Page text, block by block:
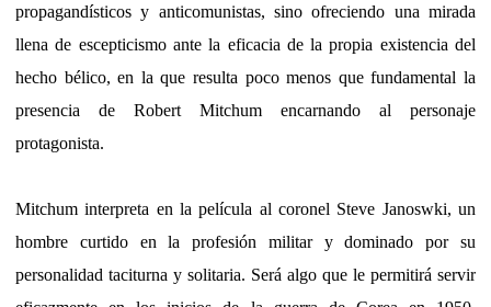
propagandísticos y anticomunistas, sino ofreciendo una mirada
llena de escepticismo ante la eficacia de la propia existencia del
hecho bélico, en la que resulta poco menos que fundamental la
presencia de Robert Mitchum encarnando al personaje
protagonista.
Mitchum interpreta en la película al coronel Steve Janoswki, un
hombre curtido en la profesión militar y dominado por su
personalidad taciturna y solitaria. Será algo que le permitirá servir